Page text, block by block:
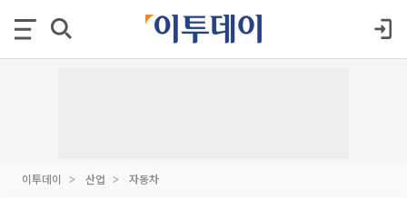
이투데이 산업 자동차